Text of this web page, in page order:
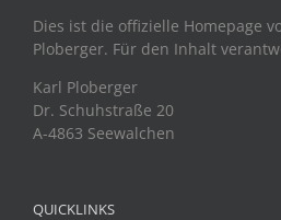
Dies ist die offizielle Homepage
Ploberger. Für den Inhalt
Karl Ploberger
Dr. Schuhstraße 20
A-4863 Seewalchen
QUICKLINKS